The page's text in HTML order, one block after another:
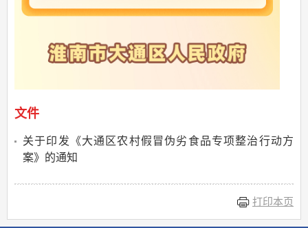
文件
关于印发《大通区农村假冒伪劣食品专项整治行动方
案》的通知
打印本页